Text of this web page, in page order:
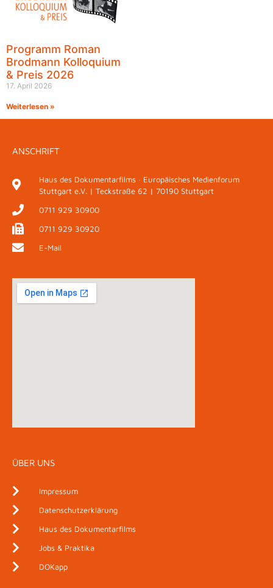
Programm Roman
Brodmann Kolloquium
& Preis 2026
17. April 2026
Weiterlesen »
ANSCHRIFT
Haus des Dokumentarfilms · Europäisches Medienforum
Stuttgart e.V. | Teckstraße 62 | 70190 Stuttgart
0711 929 30900
0711 929 30920
E-Mail
ÜBER UNS
Impressum
Datenschutzerklärung
Haus des Dokumentarfilms
Jobs & Praktika
DOKapp